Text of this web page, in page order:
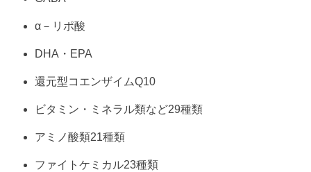
α－リポ酸
DHA・EPA
還元型コエンザイムQ10
ビタミン・ミネラル類など29種類
アミノ酸類21種類
ファイトケミカル23種類